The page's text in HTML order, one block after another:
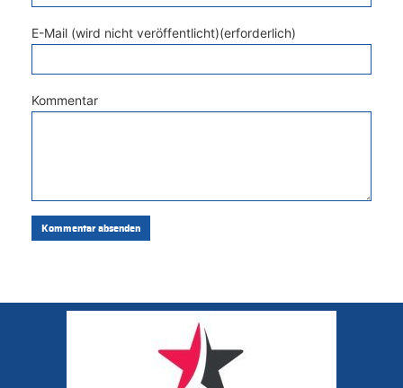
E-Mail (wird nicht veröffentlicht)(erforderlich)
Kommentar